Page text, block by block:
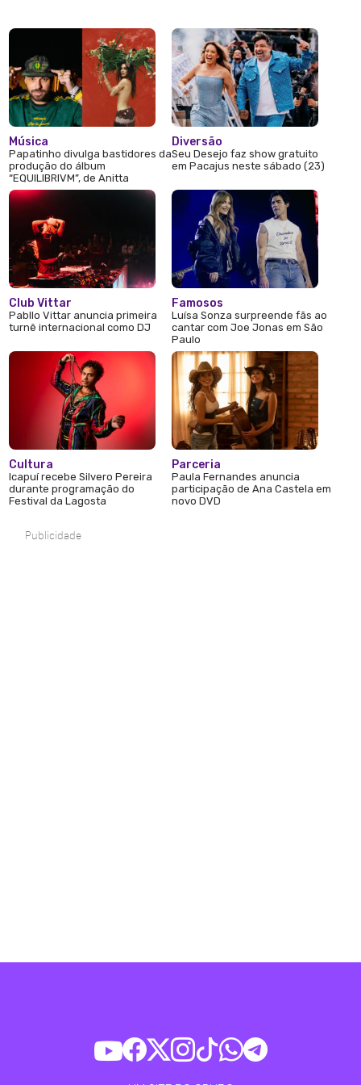
Música
Papatinho divulga bastidores da
produção do álbum
“EQUILIBRIVM”, de Anitta
Club Vittar
Pabllo Vittar anuncia primeira
turnê internacional como DJ
Cultura
Icapuí recebe Silvero Pereira
durante programação do
Festival da Lagosta
Diversão
Seu Desejo faz show gratuito
em Pacajus neste sábado (23)
Famosos
Luísa Sonza surpreende fãs ao
cantar com Joe Jonas em São
Paulo
Parceria
Paula Fernandes anuncia
participação de Ana Castela em
novo DVD
Publicidade